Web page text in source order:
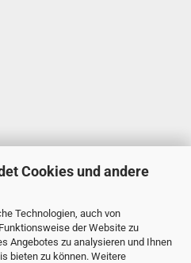
Cookies und andere
Technologien, auch von
der Website zu
Angebotes zu analysieren und Ihnen
bieten zu können. Weitere